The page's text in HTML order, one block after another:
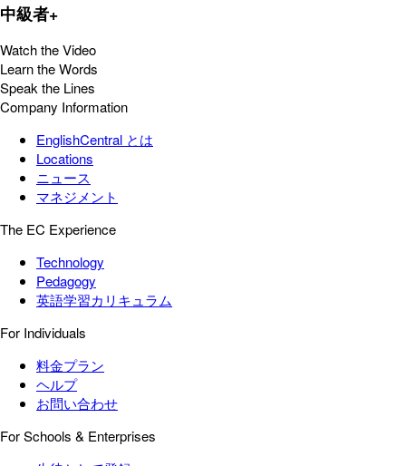
中級者+
Watch the Video
Learn the Words
Speak the Lines
Company Information
EnglishCentral とは
Locations
ニュース
マネジメント
The EC Experience
Technology
Pedagogy
英語学習カリキュラム
For Individuals
料金プラン
ヘルプ
お問い合わせ
For Schools & Enterprises